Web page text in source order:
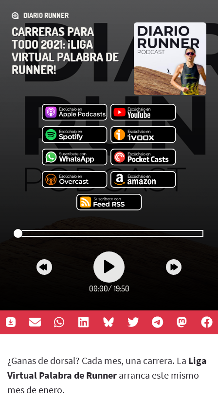
DIARIO RUNNER
CARRERAS PARA
TODO 2021: ¡LIGA
VIRTUAL PALABRA DE
RUNNER!
00:00/ 19:50
¿Ganas de dorsal? Cada mes, una carrera. La Liga
Virtual Palabra de Runner arranca este mismo
mes de enero.